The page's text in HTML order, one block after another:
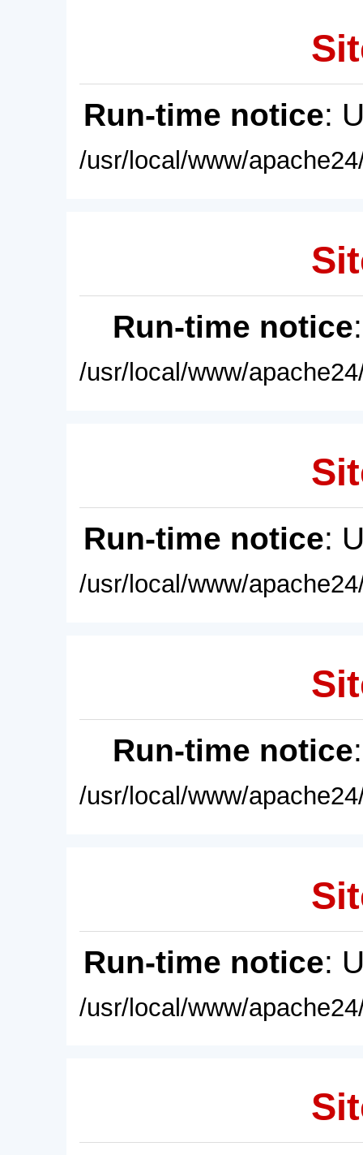
Run-time notice:
/usr/local/www/
Run-time notice
/usr/local/www/
Run-time notice:
/usr/local/www/
Run-time notice
/usr/local/www/
Run-time notice:
/usr/local/www/